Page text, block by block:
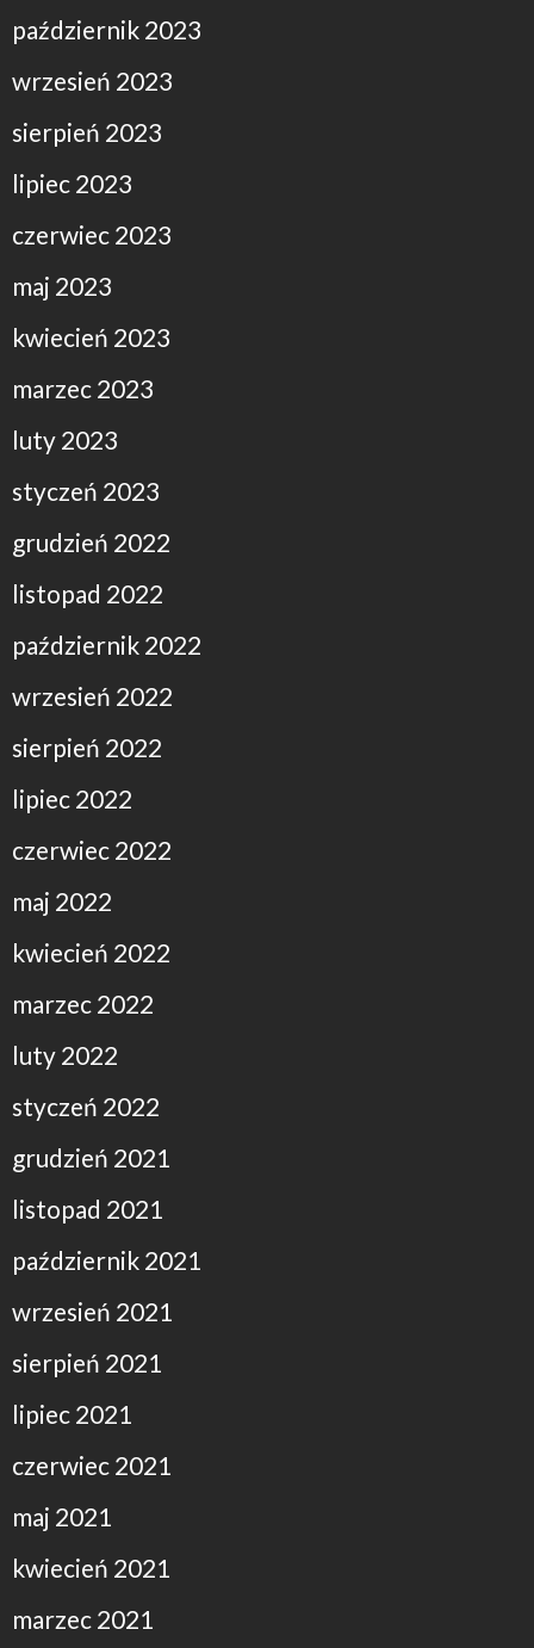
październik 2023
wrzesień 2023
sierpień 2023
lipiec 2023
czerwiec 2023
maj 2023
kwiecień 2023
marzec 2023
luty 2023
styczeń 2023
grudzień 2022
listopad 2022
październik 2022
wrzesień 2022
sierpień 2022
lipiec 2022
czerwiec 2022
maj 2022
kwiecień 2022
marzec 2022
luty 2022
styczeń 2022
grudzień 2021
listopad 2021
październik 2021
wrzesień 2021
sierpień 2021
lipiec 2021
czerwiec 2021
maj 2021
kwiecień 2021
marzec 2021